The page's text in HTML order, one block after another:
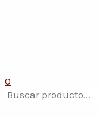
0